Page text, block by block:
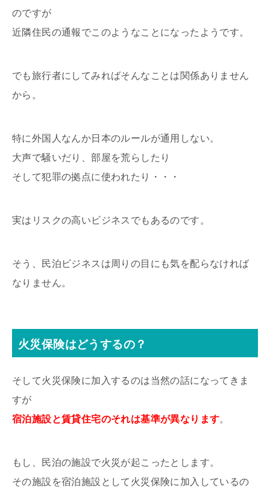
のですが
近隣住民の通報でこのようなことになったようです。
でも旅行者にしてみればそんなことは関係ありません
から。
特に外国人なんか日本のルールが通用しない。
大声で騒いだり、部屋を荒らしたり
そして犯罪の拠点に使われたり・・・
実はリスクの高いビジネスでもあるのです。
そう、民泊ビジネスは周りの目にも気を配らなければ
なりません。
火災保険はどうするの？
そして火災保険に加入するのは当然の話になってきま
すが
宿泊施設と賃貸住宅のそれは基準が異なります。
もし、民泊の施設で火災が起こったとします。
その施設を宿泊施設として火災保険に加入しているの